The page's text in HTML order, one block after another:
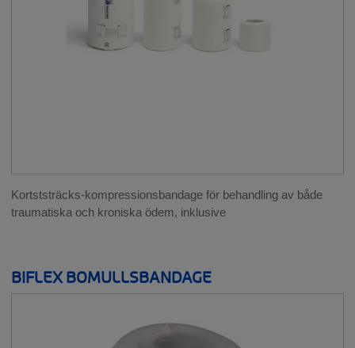
Kortststräcks-kompressionsbandage för behandling av både
traumatiska och kroniska ödem, inklusive
BIFLEX BOMULLSBANDAGE